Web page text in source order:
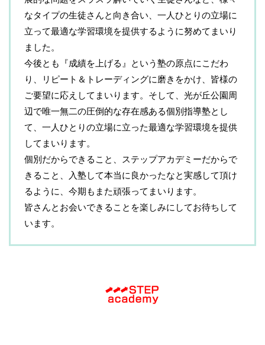
なタイプの生徒さんと向き合い、一人ひとりの立場に
立って最適な学習環境を提供するように努めてまいり
ました。
今後とも『成績を上げる』という塾の原点にこだわ
り、リピート＆トレーディングに磨きをかけ、皆様の
ご要望に応えしてまいります。そして、光が丘公園周
辺で唯一無二の圧倒的な存在感ある個別指導塾とし
て、一人ひとりの立場に立った最適な学習環境を提供
してまいります。
個別だからできること、ステップアカデミーだからで
きること、入塾して本当に良かったなと実感して頂け
るように、今期もまた頑張ってまいります。
皆さんとお会いできることを楽しみにしてお待ちして
います。